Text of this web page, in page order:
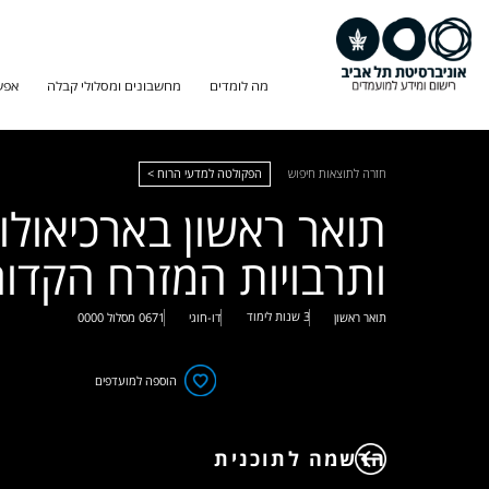
מה לומדים מחשבונים ומסלולי קבלה
חזרה לתוצאות חיפוש הפקולטה למדעי הרוח >
תואר ראשון
ותרבויות המזרח
תואר ראשון 3 שנות לימוד דו-חוגי 0671 מסלול 0000
הוספה למועדפים
הרשמה לתוכנית